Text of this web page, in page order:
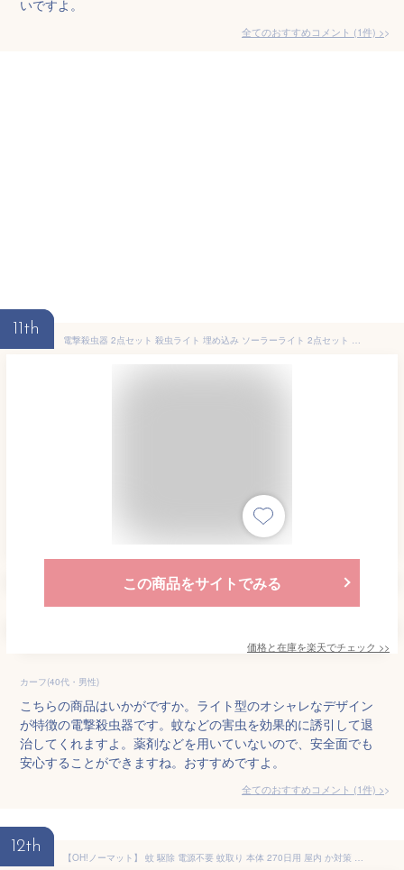
いですよ。
全てのおすすめコメント (1件) >
11th
電撃殺虫器 2点セット 殺虫ライト 埋め込み ソーラーライト 2点セット 殺虫＆照明電撃 自動点灯捕虫器 照明ランプ 防水IP65 害虫退治 高圧電撃 太陽光で充電 強力蚊除け 安全 エコ ガーデンライト 置き型 屋外 蚊除け
この商品をサイトでみる
価格と在庫を楽天でチェック >>
カーフ(40代・男性)
こちらの商品はいかがですか。ライト型のオシャレなデザイン
が特徴の電撃殺虫器です。蚊などの害虫を効果的に誘引して退
治してくれますよ。薬剤などを用いていないので、安全面でも
安心することができますね。おすすめですよ。
全てのおすすめコメント (1件) >
12th
【OH!ノーマット】 蚊 駆除 電源不要 蚊取り 本体 270日用 屋内 か対策 赤ちゃん ペット 防除用医薬部外品